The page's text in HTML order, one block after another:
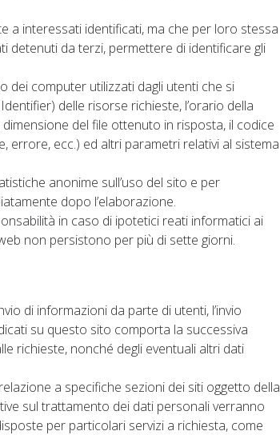
a interessati identificati, ma che per loro stessa
da terzi, permettere di identificare gli
dei computer utilizzati dagli utenti che si
delle risorse richieste, l’orario della
del file ottenuto in risposta, il codice
ecc.) ed altri parametri relativi al sistema
anonime sull’uso del sito e per
dopo l’elaborazione.
in caso di ipotetici reati informatici ai
non persistono per più di sette giorni.
di informazioni da parte di utenti, l’invio
su questo sito comporta la successiva
richieste, nonché degli eventuali altri dati
a specifiche sezioni dei siti oggetto della
sul trattamento dei dati personali verranno
per particolari servizi a richiesta, come